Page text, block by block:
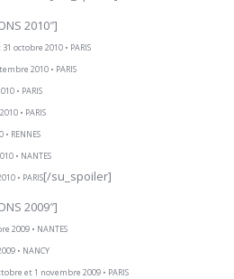
2010″]
octobre 2010 • PARIS
2010 • PARIS
• PARIS
• PARIS
RENNES
• NANTES
• PARIS[/su_spoiler]
2009″]
2009 • NANTES
• NANCY
et 1 novembre 2009 • PARIS